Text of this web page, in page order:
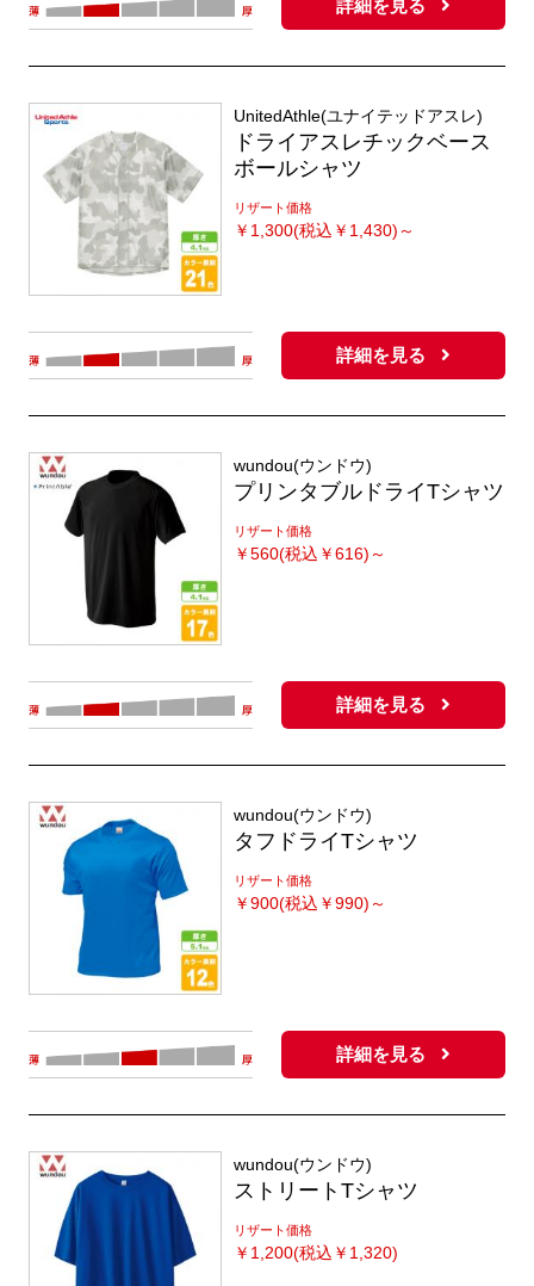
詳細を見る
UnitedAthle(ユナイテッドアスレ)
ドライアスレチックベース
ボールシャツ
リザート価格
￥ 1,300(税込￥1,430)～
詳細を見る
wundou(ウンドウ)
プリンタブルドライTシャツ
リザート価格
￥560(税込￥616)～
詳細を見る
wundou(ウンドウ)
タフドライTシャツ
リザート価格
￥900(税込￥990)～
詳細を見る
wundou(ウンドウ)
ストリートTシャツ
リザート価格
￥ 1,200(税込￥1,320)